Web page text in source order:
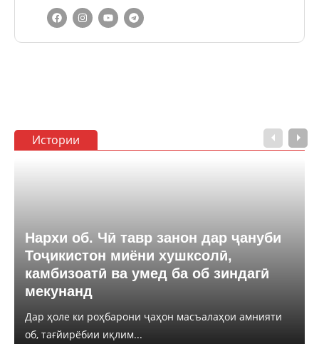
Истории
Нархи об. Чӣ тавр занон дар ҷануби
Тоҷикистон миёни хушксолӣ,
камбизоатӣ ва умед ба об зиндагӣ
мекунанд
Дар ҳоле ки роҳбарони ҷаҳон масъалаҳои амнияти
об, тағйирёбии иқлим...